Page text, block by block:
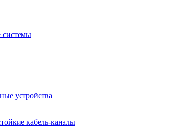
системы
устройства
кабель-каналы